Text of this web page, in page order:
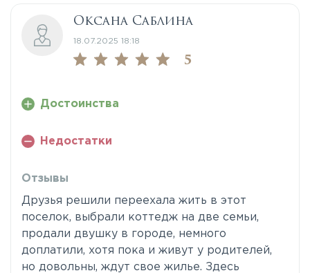
Оксана Саблина
18.07.2025 18:18
5
Достоинства
Недостатки
Отзывы
Друзья решили переехала жить в этот
поселок, выбрали коттедж на две семьи,
продали двушку в городе, немного
доплатили, хотя пока и живут у родителей,
но довольны, ждут свое жилье. Здесь